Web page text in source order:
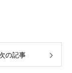
の記事